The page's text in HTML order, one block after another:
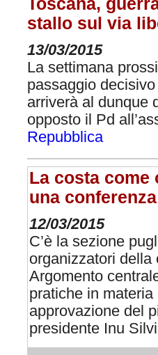
Toscana,
stallo sul via
13/03/2015
La settimana
passaggio
arriverà al dunque
opposto il Pd
Repubblica
La costa
una
12/03/2015
C’è la sezione
organizzatori
Argomento
pratiche in
approvazione del
presidente Inu